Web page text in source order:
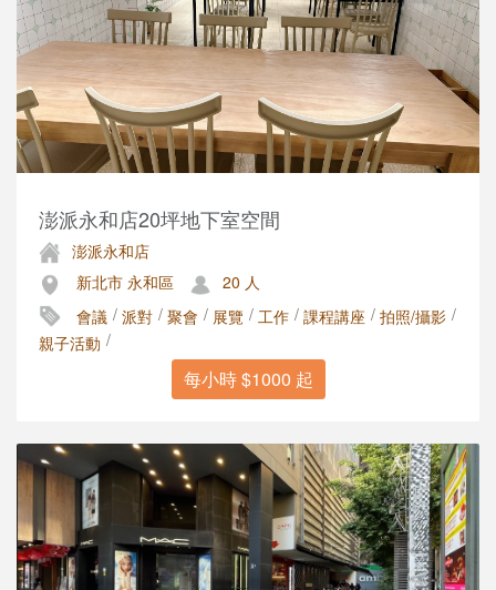
澎派永和店20坪地下室空間
澎派永和店
新北市 永和區
20 人
會議 / 派對 / 聚會 / 展覽 / 工作 / 課程講座 / 拍照/攝影 /
親子活動 /
每小時 $1000 起